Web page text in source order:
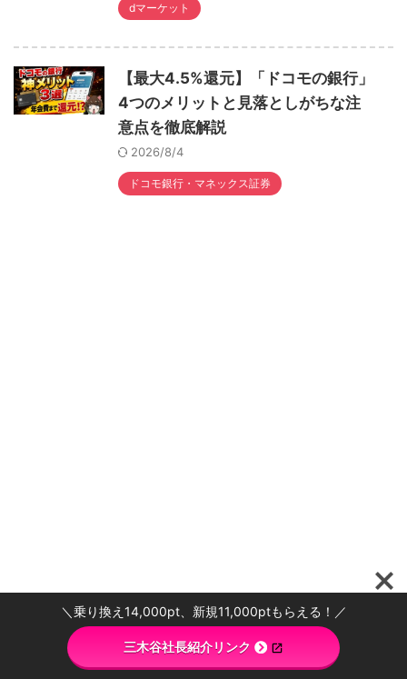
dマーケット
【最大4.5%還元】「ドコモの銀行」
4つのメリットと見落としがちな注
意点を徹底解説
2026/8/4
ドコモ銀行・マネックス証券
＼乗り換え14,000pt、新規11,000ptもらえる！／
三木谷社長紹介リンク